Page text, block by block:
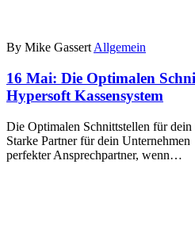
By Mike Gassert Allgemein
16 Mai: Die Optimalen
Hypersoft Kassensystem
Die Optimalen Schnittstellen für
Starke Partner für dein
perfekter Ansprechpartner, wenn…